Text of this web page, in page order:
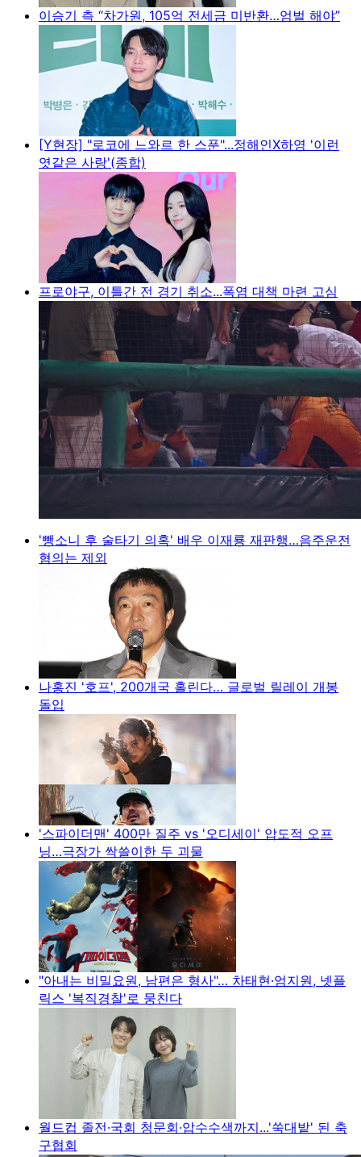
이승기 측 “차가원, 105억 전세금 미반환…엄벌 해야”
[Y현장] "로코에 느와르 한 스푼"...정해인X하영 '이런
엿같은 사랑'(종합)
프로야구, 이틀간 전 경기 취소...폭염 대책 마련 고심
'뺑소니 후 술타기 의혹' 배우 이재룡 재판행…음주운전
혐의는 제외
나홍진 '호프', 200개국 홀린다… 글로벌 릴레이 개봉
돌입
'스파이더맨' 400만 질주 vs '오디세이' 압도적 오프
닝…극장가 싹쓸이한 두 괴물
"아내는 비밀요원, 남편은 형사"… 차태현·엄지원, 넷플
릭스 '복직경찰'로 뭉친다
월드컵 졸전·국회 청문회·압수수색까지...'쑥대밭' 된 축
구협회